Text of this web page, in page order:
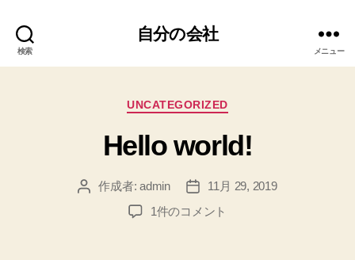
検索
自分の会社
メニュー
カ
ゴ
リ
UNCATEGORIZED
Hello world!
投
作成者:admin
投
稿
11月 29, 2019
Hello
1件のコメント